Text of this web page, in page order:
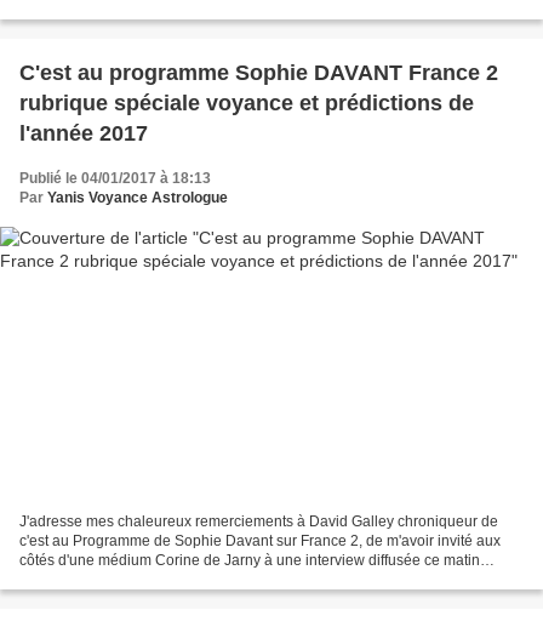
C'est au programme Sophie DAVANT France 2
rubrique spéciale voyance et prédictions de
l'année 2017
Publié le 04/01/2017 à 18:13
Par Yanis Voyance Astrologue
J'adresse mes chaleureux remerciements à David Galley chroniqueur de
c'est au Programme de Sophie Davant sur France 2, de m'avoir invité aux
côtés d'une médium Corine de Jarny à une interview diffusée ce matin